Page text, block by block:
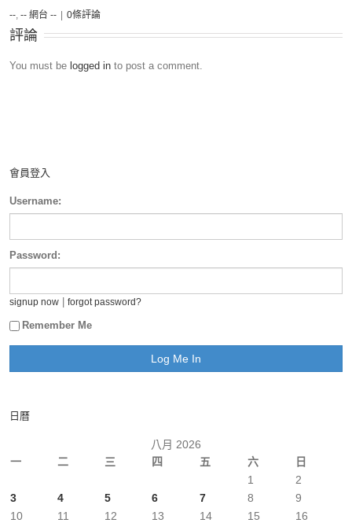
--, -- 網台 -- 0條評論
評論
You must be logged in to post a comment.
會員登入
Username:
Password:
signup now forgot password?
Remember Me
日曆
八月 2026
一
二 三 四 五 六 日
1
2
3
4 5 6 7 8
9
10
11 12 13 14 15
16